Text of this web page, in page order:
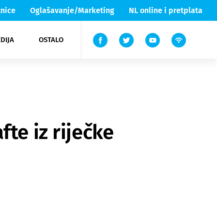
Oglašavanje/Marketing NL online i pretplata
OSTALO
Lika & Senj
TV
iz riječke